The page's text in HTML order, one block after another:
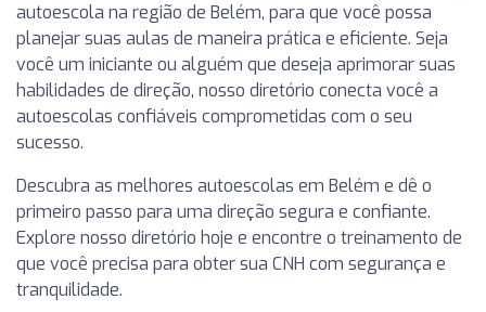
autoescola na região de Belém, para que você possa
planejar suas aulas de maneira prática e eficiente. Seja
você um iniciante ou alguém que deseja aprimorar suas
habilidades de direção, nosso diretório conecta você a
autoescolas confiáveis comprometidas com o seu
sucesso.
Descubra as melhores autoescolas em Belém e dê o
primeiro passo para uma direção segura e confiante.
Explore nosso diretório hoje e encontre o treinamento de
que você precisa para obter sua CNH com segurança e
tranquilidade.